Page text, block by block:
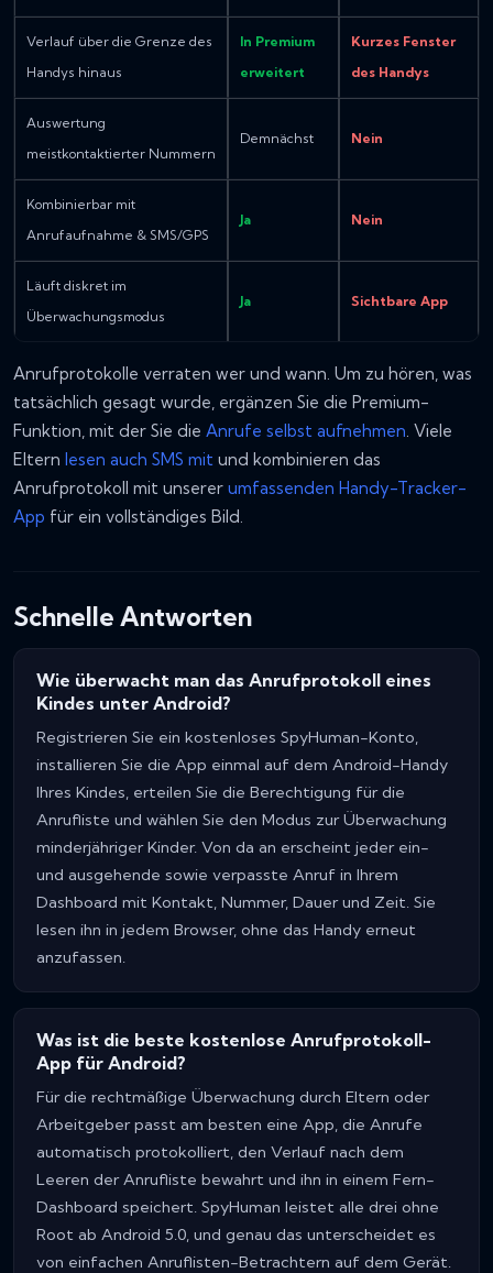
Verlauf über die Grenze des
Handys hinaus
In Premium
erweitert
Kurzes Fenster
des Handys
Auswertung
meistkontaktierter Nummern
Demnächst Nein
Kombinierbar mit
Anrufaufnahme & SMS/GPS
Ja Nein
Läuft diskret im
Überwachungsmodus
Ja Sichtbare App
Anrufprotokolle verraten wer und wann. Um zu hören, was
tatsächlich gesagt wurde, ergänzen Sie die Premium-
Funktion, mit der Sie die Anrufe selbst aufnehmen. Viele
Eltern lesen auch SMS mit und kombinieren das
Anrufprotokoll mit unserer umfassenden Handy-Tracker-
App für ein vollständiges Bild.
Schnelle Antworten
Wie überwacht man das Anrufprotokoll eines
Kindes unter Android?
Registrieren Sie ein kostenloses SpyHuman-Konto,
installieren Sie die App einmal auf dem Android-Handy
Ihres Kindes, erteilen Sie die Berechtigung für die
Anrufliste und wählen Sie den Modus zur Überwachung
minderjähriger Kinder. Von da an erscheint jeder ein-
und ausgehende sowie verpasste Anruf in Ihrem
Dashboard mit Kontakt, Nummer, Dauer und Zeit. Sie
lesen ihn in jedem Browser, ohne das Handy erneut
anzufassen.
Was ist die beste kostenlose Anrufprotokoll-
App für Android?
Für die rechtmäßige Überwachung durch Eltern oder
Arbeitgeber passt am besten eine App, die Anrufe
automatisch protokolliert, den Verlauf nach dem
Leeren der Anrufliste bewahrt und ihn in einem Fern-
Dashboard speichert. SpyHuman leistet alle drei ohne
Root ab Android 5.0, und genau das unterscheidet es
von einfachen Anruflisten-Betrachtern auf dem Gerät.